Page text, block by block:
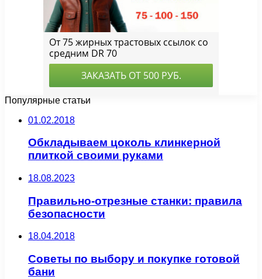
Популярные статьи
01.02.2018
Обкладываем цоколь клинкерной
плиткой своими руками
18.08.2023
Правильно-отрезные станки: правила
безопасности
18.04.2018
Советы по выбору и покупке готовой
бани